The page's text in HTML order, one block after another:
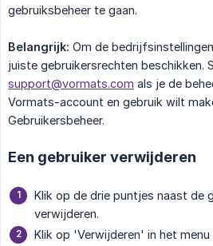
gebruiksbeheer te gaan.
Belangrijk: Om de
juiste gebruikersrechten beschikken.
support@vormats.com als je de
Vormats-account en gebruik wilt
Gebruikersbeheer.
Een gebruiker verwijderen
Klik op de drie puntjes naast de
verwijderen.
Klik op 'Verwijderen' in het